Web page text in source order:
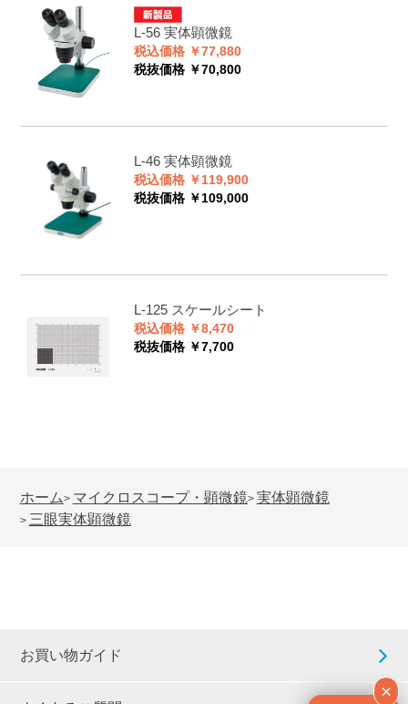
×
L-56 実体顕微鏡
税込価格 ￥77,880
税抜価格 ￥70,800
L-46 実体顕微鏡
税込価格 ￥119,900
税抜価格 ￥109,000
L-125 スケールシート
税込価格 ￥8,470
税抜価格 ￥7,700
ホーム> マイクロスコープ・顕微鏡> 実体顕微鏡
> 三眼実体顕微鏡
お買い物ガイド